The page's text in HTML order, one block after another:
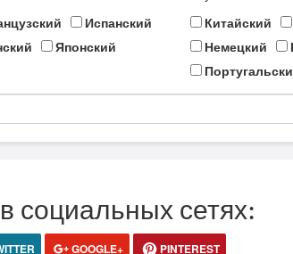
Испанский
Японский
Китайский
Немецкий
социальных сетях:
GOOGLE+ PINTEREST